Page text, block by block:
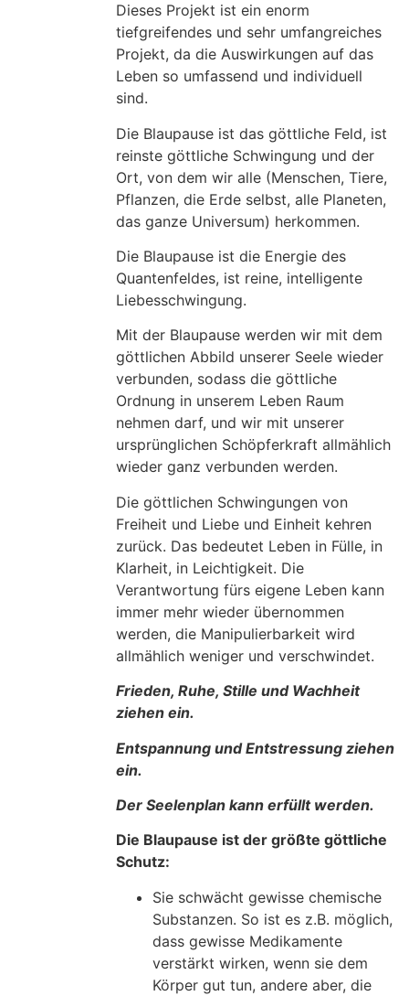
Dieses Projekt ist ein enorm
tiefgreifendes und sehr umfangreiches
Projekt, da die Auswirkungen auf das
Leben so umfassend und individuell
sind.
Die Blaupause ist das göttliche Feld, ist
reinste göttliche Schwingung und der
Ort, von dem wir alle (Menschen, Tiere,
Pflanzen, die Erde selbst, alle Planeten,
das ganze Universum) herkommen.
Die Blaupause ist die Energie des
Quantenfeldes, ist reine, intelligente
Liebesschwingung.
Mit der Blaupause werden wir mit dem
göttlichen Abbild unserer Seele wieder
verbunden, sodass die göttliche
Ordnung in unserem Leben Raum
nehmen darf, und wir mit unserer
ursprünglichen Schöpferkraft allmählich
wieder ganz verbunden werden.
Die göttlichen Schwingungen von
Freiheit und Liebe und Einheit kehren
zurück. Das bedeutet Leben in Fülle, in
Klarheit, in Leichtigkeit. Die
Verantwortung fürs eigene Leben kann
immer mehr wieder übernommen
werden, die Manipulierbarkeit wird
allmählich weniger und verschwindet.
Frieden, Ruhe, Stille und Wachheit
ziehen ein.
Entspannung und Entstressung ziehen
ein.
Der Seelenplan kann erfüllt werden.
Die Blaupause ist der größte göttliche
Schutz:
Sie schwächt gewisse chemische
Substanzen. So ist es z.B. möglich,
dass gewisse Medikamente
verstärkt wirken, wenn sie dem
Körper gut tun, andere aber, die